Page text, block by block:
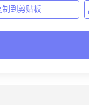
制到剪贴板